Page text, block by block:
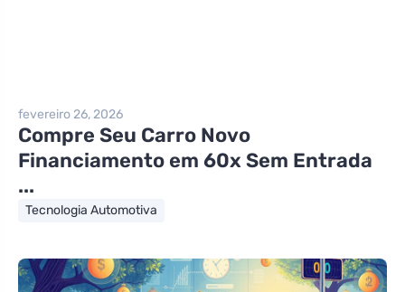
fevereiro 26, 2026
Compre Seu Carro Novo
Financiamento em 60x Sem Entrada
...
Tecnologia Automotiva